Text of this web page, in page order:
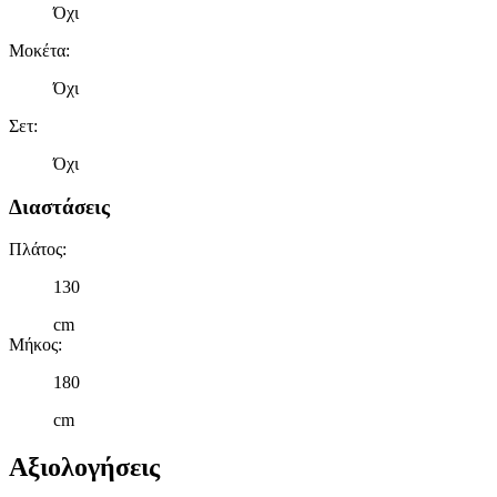
Όχι
Μοκέτα:
Όχι
Σετ:
Όχι
Διαστάσεις
Πλάτος:
130
cm
Μήκος:
180
cm
Αξιολογήσεις